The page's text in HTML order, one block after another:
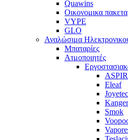
Quawins
Οικονομικα πακετα
VYPE
GLO
Αναλώσιμα
Μπαταρίες
Ατμοποιητές
Eleaf
Smok